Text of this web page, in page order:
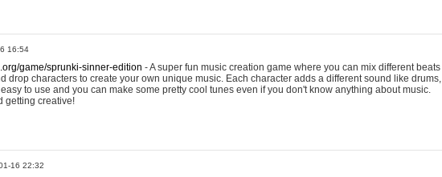
16:54
game/sprunki-sinner-edition - A super fun music creation game where you can mix different beats
drop characters to create your own unique music. Each character adds a different sound like drums,
to use and you can make some pretty cool tunes even if you don't know anything about music.
getting creative!
16 22:32